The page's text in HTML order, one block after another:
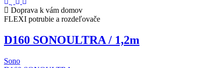
Doprava k vám domov
FLEXI potrubie a rozdeľovače
D160 SONOULTRA / 1,2m
Sono